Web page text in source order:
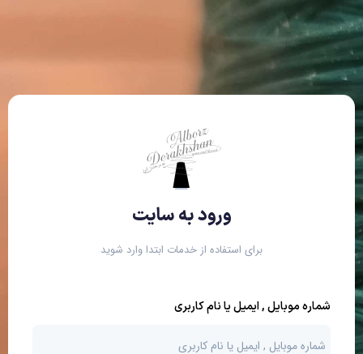
ورود به سایت
برای استفاده از خدمات ابتدا وارد شوید
شماره موبایل , ایمیل یا نام کاربری